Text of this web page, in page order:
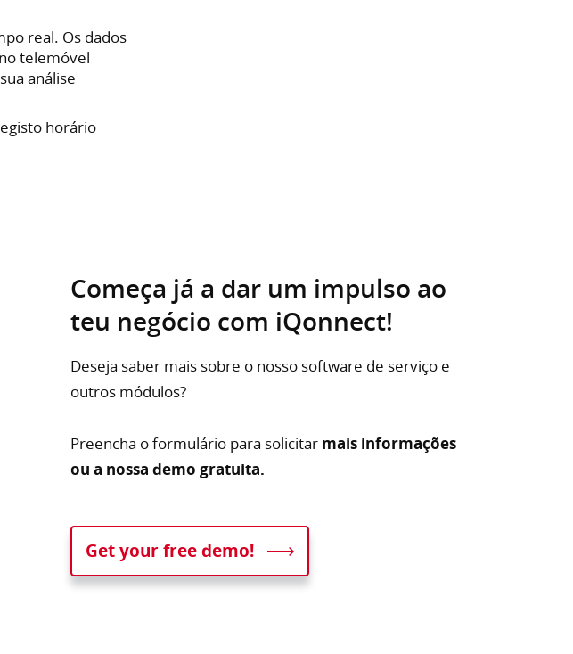
real. Os dados
telemóvel
análise
horário
Começa já a dar um impulso ao
teu negócio com iQonnect!
Deseja saber mais sobre o nosso software de serviço e
outros módulos?
Preencha o formulário para solicitar mais informações
ou a nossa demo gratuita.
Get your free demo!